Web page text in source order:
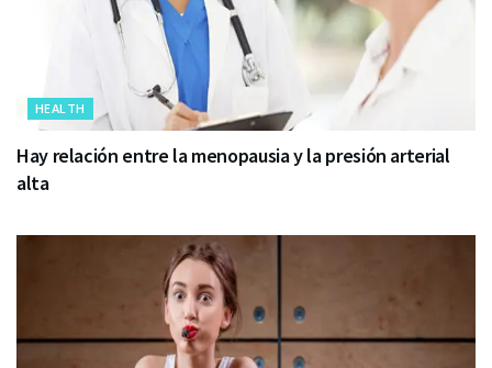
HEALTH
Hay relación entre la menopausia y la presión arterial
alta